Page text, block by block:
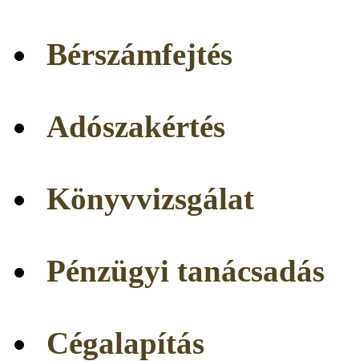
Bérszámfejtés
Adószakértés
Könyvvizsgálat
Pénzügyi tanácsadás
Cégalapítás